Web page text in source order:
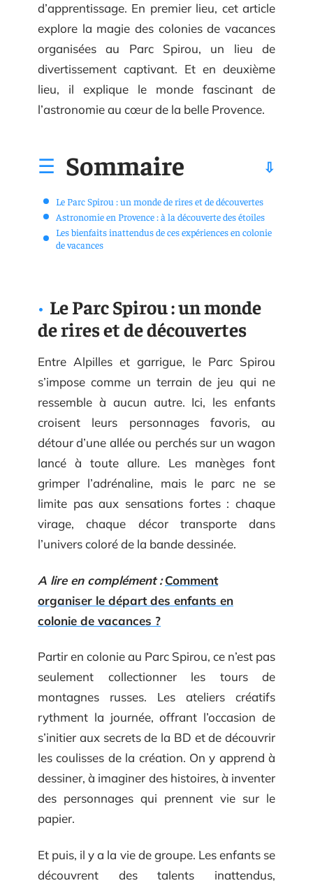
d’apprentissage. En premier lieu, cet article
explore la magie des colonies de vacances
organisées au Parc Spirou, un lieu de
divertissement captivant. Et en deuxième
lieu, il explique le monde fascinant de
l’astronomie au cœur de la belle Provence.
Sommaire
Le Parc Spirou : un monde de rires et de découvertes
Astronomie en Provence : à la découverte des étoiles
Les bienfaits inattendus de ces expériences en colonie
de vacances
Le Parc Spirou : un monde
de rires et de découvertes
Entre Alpilles et garrigue, le Parc Spirou
s’impose comme un terrain de jeu qui ne
ressemble à aucun autre. Ici, les enfants
croisent leurs personnages favoris, au
détour d’une allée ou perchés sur un wagon
lancé à toute allure. Les manèges font
grimper l’adrénaline, mais le parc ne se
limite pas aux sensations fortes : chaque
virage, chaque décor transporte dans
l’univers coloré de la bande dessinée.
A lire en complément : Comment
organiser le départ des enfants en
colonie de vacances ?
Partir en colonie au Parc Spirou, ce n’est pas
seulement collectionner les tours de
montagnes russes. Les ateliers créatifs
rythment la journée, offrant l’occasion de
s’initier aux secrets de la BD et de découvrir
les coulisses de la création. On y apprend à
dessiner, à imaginer des histoires, à inventer
des personnages qui prennent vie sur le
papier.
Et puis, il y a la vie de groupe. Les enfants se
découvrent des talents inattendus,